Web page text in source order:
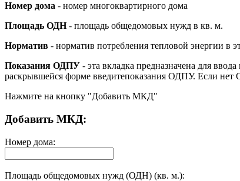
Номер дома - номер многоквартирного дома
Площадь ОДН- площадь общедомовых нужд в кв. м.
Норматив - норматив потребления тепловой энергии в
Показания ОДПУ - эта вкладка предназначена для
раскрывшейся форме введитепоказания ОДПУ. Если нет
Нажмите на кнопку "Добавить МКД"
Добавить МКД:
Номер дома:
Площадь общедомовых нужд (ОДН) (кв. м.):